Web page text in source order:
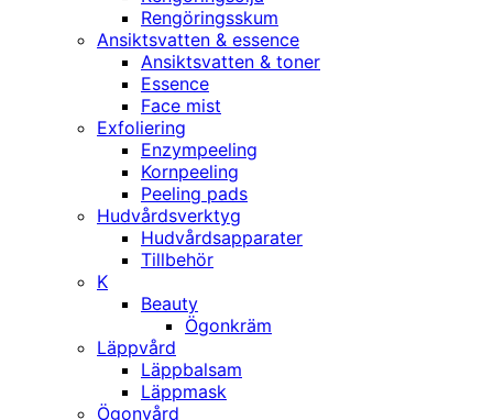
Rengöringsskum
Ansiktsvatten & essence
Ansiktsvatten & toner
Essence
Face mist
Exfoliering
Enzympeeling
Kornpeeling
Peeling pads
Hudvårdsverktyg
Hudvårdsapparater
Tillbehör
K
Beauty
Ögonkräm
Läppvård
Läppbalsam
Läppmask
Ögonvård